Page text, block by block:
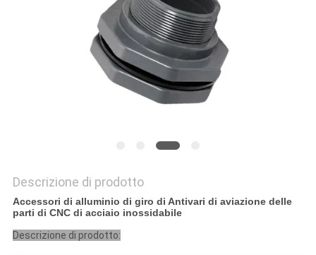
Descrizione di prodotto
Accessori di alluminio di giro di Antivari di aviazione delle
parti di CNC di acciaio inossidabile
Descrizione di prodotto: